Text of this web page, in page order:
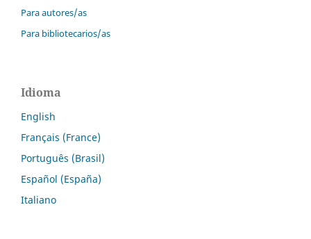
Para autores/as
Para bibliotecarios/as
Idioma
English
Français (France)
Português (Brasil)
Español (España)
Italiano